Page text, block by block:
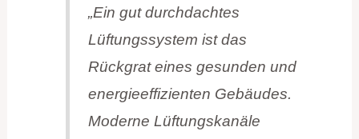
„Ein gut durchdachtes
Lüftungssystem ist das
Rückgrat eines gesunden und
energieeffizienten Gebäudes.
Moderne Lüftungskanäle